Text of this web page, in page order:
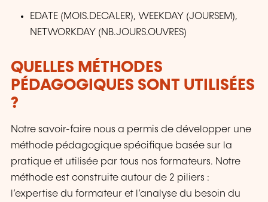
EDATE (MOIS.DECALER), WEEKDAY (JOURSEM),
NETWORKDAY (NB.JOURS.OUVRES)
QUELLES MÉTHODES
PÉDAGOGIQUES SONT UTILISÉES
?
Notre savoir-faire nous a permis de développer une
méthode pédagogique spécifique basée sur la
pratique et utilisée par tous nos formateurs. Notre
méthode est construite autour de 2 piliers :
l’expertise du formateur et l’analyse du besoin du